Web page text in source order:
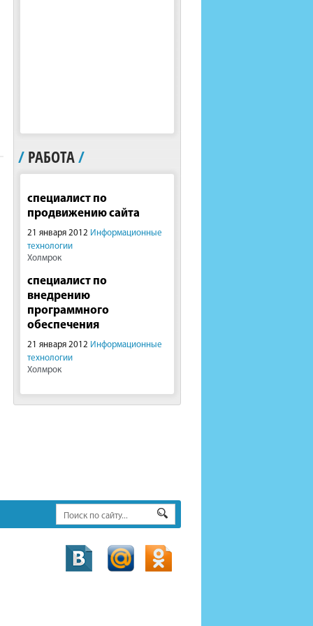
/ РАБОТА/
специалист по
продвижению сайта
21 января 2012 Информационные
технологии
Холмрок
специалист по
внедрению
программного
обеспечения
21 января 2012 Информационные
технологии
Холмрок